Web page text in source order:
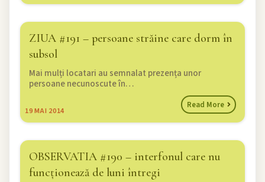
ZIUA #191 – persoane străine care dorm în
subsol
19MAI 2014
Mai mulți locatari au semnalat prezența unor
persoane necunoscute în…
Read More
OBSERVATIA #190 – interfonul care nu
funcționează de luni întregi